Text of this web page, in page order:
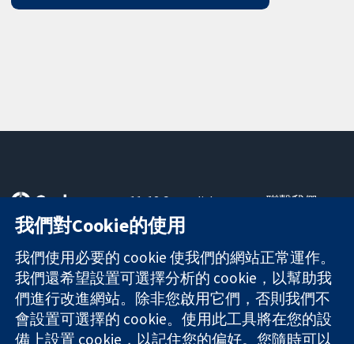
可信任實證
知情決定
更完善的健康照
護
11-13 Cavendish
Square
London
W1G 0AN
United Kingdom
聯繫我們
關於我們
工作機會
Cochrane
Library
我們對Cookie的使用
我們使用必要的 cookie 使我們的網站正常運作。
我們還希望設置可選擇分析的 cookie，以幫助我
們進行改進網站。除非您啟用它們，否則我們不
會設置可選擇的 cookie。使用此工具將在您的設
備上設置 cookie，以記住您的偏好。您隨時可以